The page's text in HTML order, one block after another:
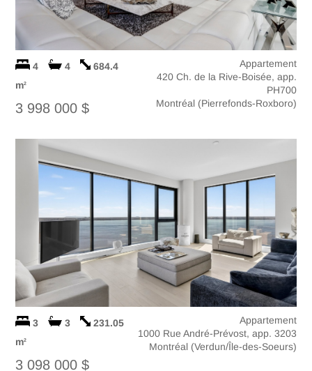
4 4
684.4
m2
3 998 000 $
Appartement
420 Ch. de la Rive-Boisée, app.
PH700
Montréal (Pierrefonds-Roxboro)
3 3
231.05
m2
3 098 000 $
Appartement
1000 Rue André-Prévost, app. 3203
Montréal (Verdun/Île-des-Soeurs)